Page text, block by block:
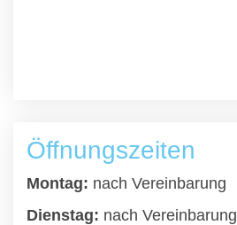
Öffnungszeiten
Montag: nach Vereinbarung
Dienstag: nach Vereinbarung